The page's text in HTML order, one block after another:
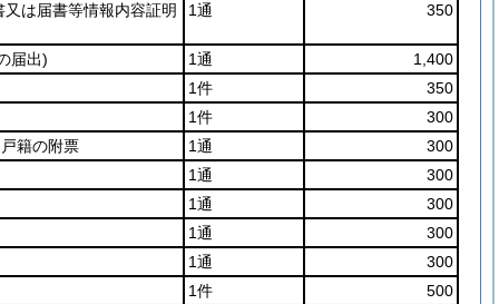
は届書等情報内容証明
1通 350
届出) 1通
1,400
1件
350
1件
300
籍の附票 1通
300
1通
300
1通
300
1通
300
1通
300
1件
500